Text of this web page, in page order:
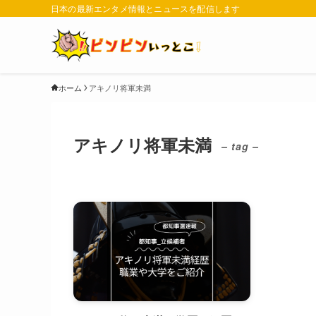
日本の最新エンタメ情報とニュースを配信します
ホーム アキノリ将軍未満
アキノリ将軍未満 – tag –